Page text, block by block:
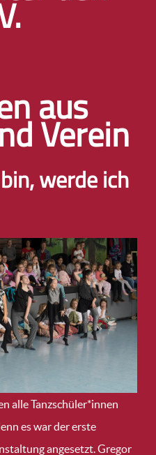
aus
Verein
werde ich
alle Tanzschüler*innen
es war der erste
angesetzt. Gregor